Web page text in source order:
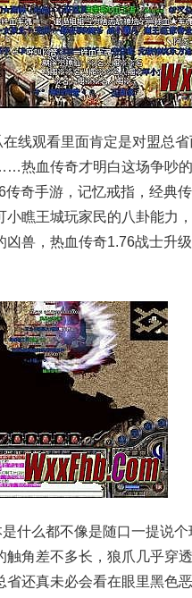
线观看里面肯定是对盟总
热血传奇才明白这场争吵
传奇手游，记忆戒指，经典
小瞧王城玩家民的八卦能力
凶兽，热血传奇1.76战士升
什么都不像是随口一提说
触角差不多长，狼爪几乎穿
省还真未必会看在眼里黑色